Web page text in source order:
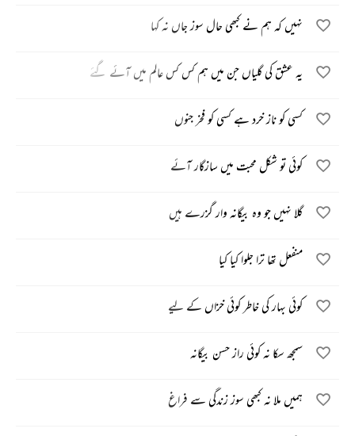
نہیں کہ ہم نے کبھی حال سوز جاں نہ کہا
یہ عشق کی گلیاں جن میں ہم کس کس عالم میں آئے گئے
کسی کو ناز‌ خرد ہے کسی کو فخر جنوں
کوئی تو شکل محبت میں سازگار آئے
گلا نہیں جو وہ بیگانہ وار گزرے ہیں
منفعل تھا ترا جلوا کیا کیا
کوئی بہار کی خاطر کوئی خزاں کے لیے
سمجھ سکا نہ کوئی راز حسن بیگانہ
ہمیں ملا نہ کبھی سوز زندگی سے فراغ